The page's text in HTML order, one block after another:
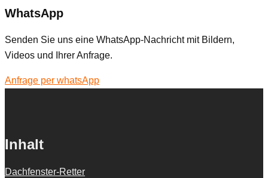
WhatsApp
Senden Sie uns eine WhatsApp-Nachricht mit Bildern,
Videos und Ihrer Anfrage.
Anfrage per whatsApp
Inhalt
Dachfenster-Retter